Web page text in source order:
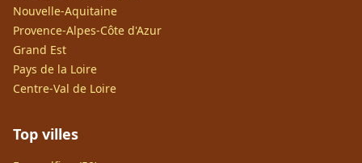
Nouvelle-Aquitaine
Provence-Alpes-Côte d'Azur
Grand Est
Pays de la Loire
Centre-Val de Loire
Top villes